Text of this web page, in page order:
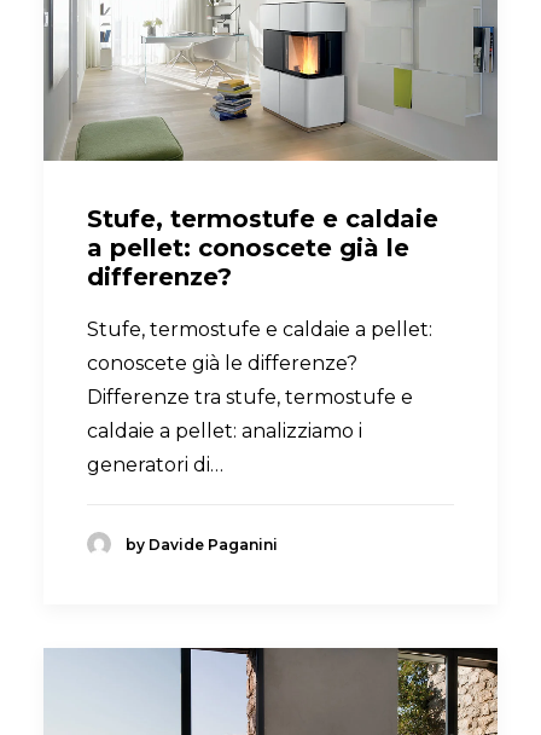
Stufe, termostufe e caldaie
a pellet: conoscete già le
differenze?
Stufe, termostufe e caldaie a pellet:
conoscete già le differenze?
Differenze tra stufe, termostufe e
caldaie a pellet: analizziamo i
generatori di…
by Davide Paganini